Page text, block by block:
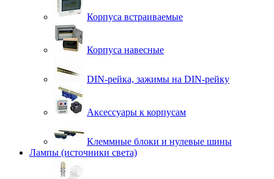
Корпуса встраиваемые
Корпуса навесные
DIN-рейка, зажимы на DIN-рейку
Аксессуары к корпусам
Клеммные блоки и нулевые шины
Лампы (источники света)